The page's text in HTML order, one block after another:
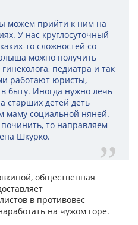
можем прийти к ним на
У нас круглосуточный
то сложностей со
можно получить
педиатра и так
работают юристы,
быту. Иногда нужно лечь
старших детей деть
маму социальной няней.
то направляем
Шкурко.
общественная
в противовес
на чужом горе.